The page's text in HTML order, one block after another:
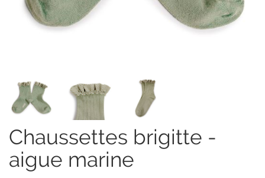
chaussettes brigitte -
aigue marine